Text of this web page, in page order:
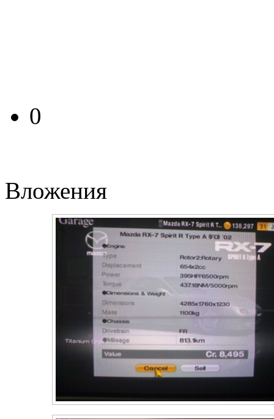
0
Вложения